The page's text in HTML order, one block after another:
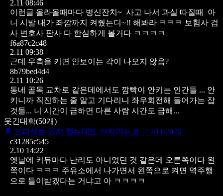
2.11 08:46
이런글 올라올때마다 병신잔치~ 사고 나서 과실 따질때
아
니 시발 내가 좌깜까지 켜줬는디~!! 해봐라 ㅋㅋㅋ 보험사 검
사 변호사 판사 다 한심하게 볼거다 ㅋㅋㅋㅋ
f6a87c2c48
2.11 09:38
근데 우측을 키면 안보이는 각이 나오지 않음?
8b79bed4d4
2.11 10:26
동네 골목 교차로 같은데에서도 깜빡이 안키는 인간들 ... 안
키니까 직진하는 줄 알고 기다리니 좌우회전해 들어가는 잡
것들... 니 시간이 급하면 다른 사람 시간도 급해...
웃긴대학(50개)
📄
오피셜로 공지 했는데도 안지키는것 ↗ 2/11/2026
c31285c545
2.10 14:22
옛날에 커뮤마다 난리도 아니었던 것 같은데 오른쪽이다 왼
쪽이다 ㅋㅋㅋ 주유소에서 나가면서 왼쪽으로 켜면 역주행
으로 들이받겠다는 거냐고 아 ㅋㅋㅋㅋ